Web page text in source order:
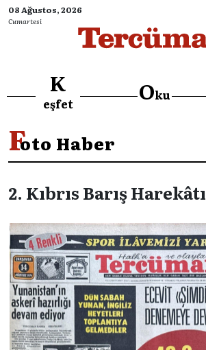
08 Ağustos, 2026
Cumartesi
K
eşfet Oku
Foto Haber
2. Kıbrıs Barış Harekâtı